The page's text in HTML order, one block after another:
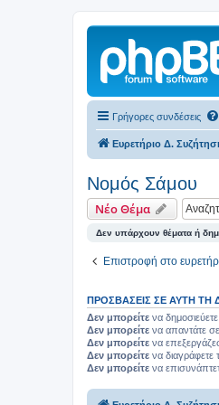
Γρήγορες συνδέσεις
Ευρετήριο Δ.
Νομός Σάμου‎
Νέο Θέμα
Δεν υπάρχουν θέματα ή
Επιστροφή στο
ΠΡΟΣΒΆΣΕΙΣ ΣΕ ΑΥΤΉ ΤΗ
Δεν μπορείτε να
Δεν μπορείτε να απαντάτε
Δεν μπορείτε να
Δεν μπορείτε να διαγράφετε
Δεν μπορείτε να